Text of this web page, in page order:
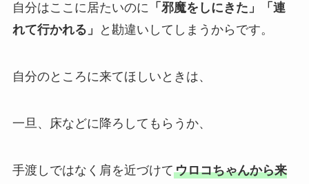
自分はここに居たいのに 「邪魔をしにきた」「連
れて行かれる」
と勘違いしてしまうからです。
自分のところに来てほしいときは、
一旦、床などに降ろしてもらうか、
手渡しではなく肩を近づけてウロコちゃんから来